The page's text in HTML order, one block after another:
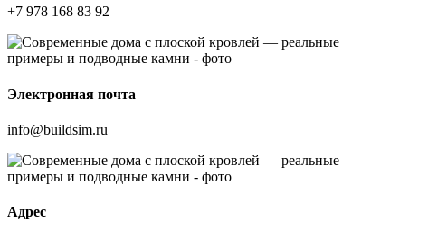
+7 978 168 83 92
Электронная почта
info@buildsim.ru
Адрес